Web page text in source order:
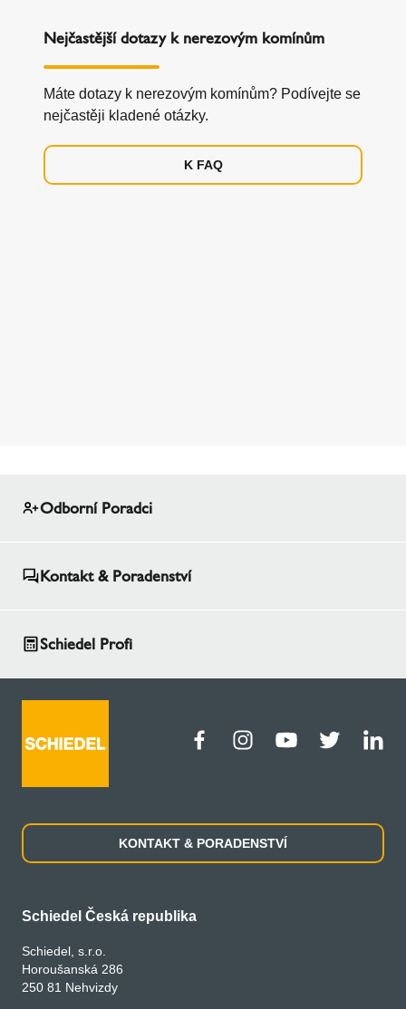
Nejčastější dotazy k nerezovým komínům
Máte dotazy k nerezovým komínům? Podívejte se
nejčastěji kladené otázky.
K FAQ
Odborní Poradci
Kontakt & Poradenství
Schiedel Profi
KONTAKT & PORADENSTVÍ
Schiedel Česká republika
Schiedel, s.r.o.
Horoušanská 286
250 81 Nehvizdy